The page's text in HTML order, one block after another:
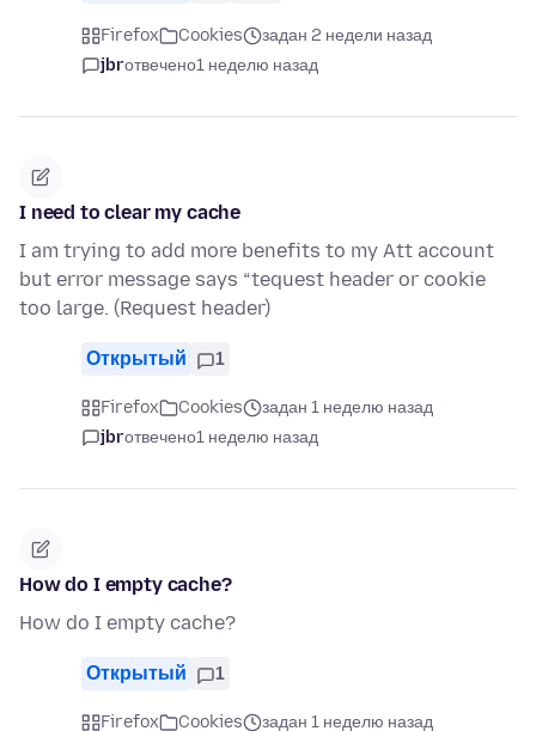
Firefox Cookies
задан 2 недели назад
jbrотвечено1 неделю назад
I need to clear my cache
I am trying to add more benefits to my Att account
but error message says “tequest header or cookie
too large. (Request header)
Открытый 1
Firefox Cookies
задан 1 неделю назад
jbrотвечено1 неделю назад
How do I empty cache?
How do I empty cache?
Открытый 1
Firefox Cookies задан 1 неделю назад